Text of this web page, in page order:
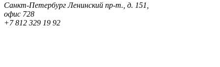
Санкт-ПетербургЛенинский пр-т., д. 151,
офис 728
+7 812 329 19 92